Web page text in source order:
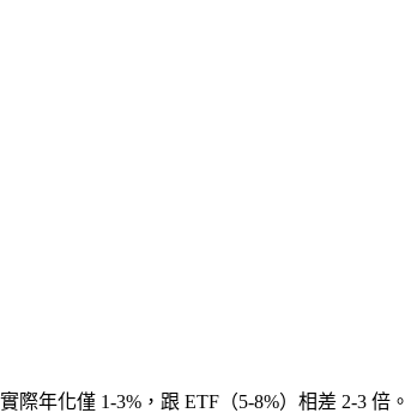
年化僅 1-3%，跟 ETF（5-8%）相差 2-3 倍。